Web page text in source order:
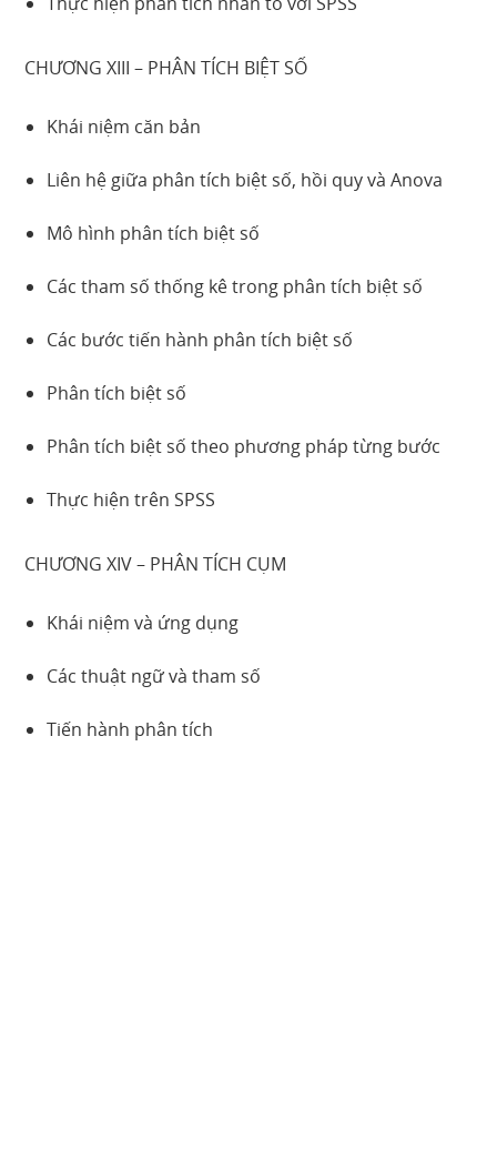
CHƯƠNG XIII – PHÂN TÍCH BIỆT SỐ
Khái niệm căn bản
Liên hệ giữa phân tích biệt số, hồi quy và Anova
Mô hình phân tích biệt số
Các tham số thống kê trong phân tích biệt số
Các bước tiến hành phân tích biệt số
Phân tích biệt số
Phân tích biệt số theo phương pháp từng bước
Thực hiện trên SPSS
CHƯƠNG XIV – PHÂN TÍCH CỤM
Khái niệm và ứng dụng
Các thuật ngữ và tham số
Tiến hành phân tích